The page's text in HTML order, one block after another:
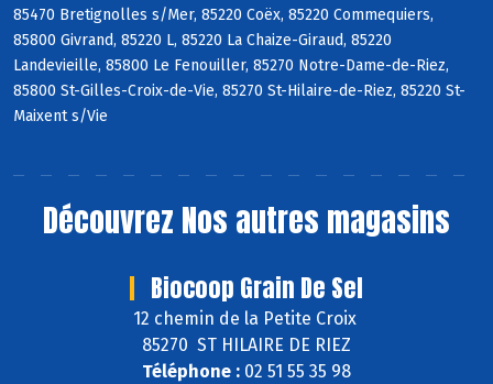
85470 Bretignolles s/Mer, 85220 Coëx, 85220 Commequiers,
85800 Givrand, 85220 L, 85220 La Chaize-Giraud, 85220
Landevieille, 85800 Le Fenouiller, 85270 Notre-Dame-de-Riez,
85800 St-Gilles-Croix-de-Vie, 85270 St-Hilaire-de-Riez, 85220 St-
Maixent s/Vie
Découvrez Nos autres magasins
Biocoop Grain De Sel
12 chemin de la Petite Croix
85270 ST HILAIRE DE RIEZ
Téléphone : 02 51 55 35 98